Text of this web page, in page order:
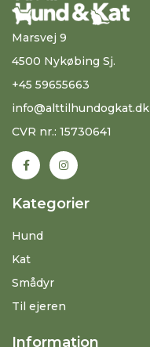
Marsvej 9
4500 Nykøbing Sj.
+45 59655663
info@alttilhundogkat.dk
CVR nr.: 15730641
Kategorier
Hund
Kat
Smådyr
Til ejeren
Information